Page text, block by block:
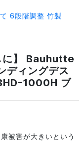
6段階調整 竹製
に】 Bauhutte
ディングデス
1000H ブ
被害が大きいという